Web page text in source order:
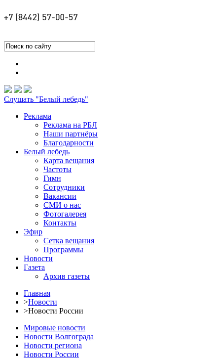
Слушать "Белый лебедь"
Реклама
Реклама на РБЛ
Наши партнёры
Благодарности
Белый лебедь
Карта вещания
Частоты
Гимн
Сотрудники
Вакансии
СМИ о нас
Фотогалерея
Контакты
Эфир
Сетка вещания
Программы
Новости
Газета
Архив газеты
Главная
>Новости
>Новости России
Мировые новости
Новости Волгограда
Новости региона
Новости России